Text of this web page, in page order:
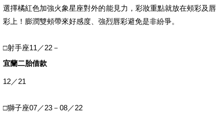
選擇橘紅色加強火象星座對外的能見力，彩妝重點就放在頰彩及唇
彩上！膨潤雙頰帶來好感度、強烈唇彩避免是非紛爭。
□射手座11／22－
宜蘭二胎借款
12／21
□獅子座07／23－08／22